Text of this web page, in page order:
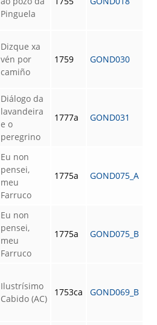
Pinguela
Dizque xa
vén por
camiño
1759 GOND030
Diálogo da
lavandeira
e o
peregrino
1777a GOND031
Eu non
pensei,
meu
Farruco
1775a GOND075_A
Eu non
pensei,
meu
Farruco
1775a GOND075_B
Ilustrísimo
Cabido (AC)
1753ca GOND069_B